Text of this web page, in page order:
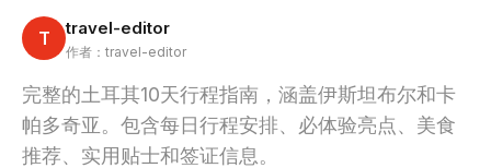
T travel-editor
作者：travel-editor
完整的土耳其10天行程指南，涵盖伊斯坦布尔和卡
帕多奇亚。包含每日行程安排、必体验亮点、美食
推荐、实用贴士和签证信息。